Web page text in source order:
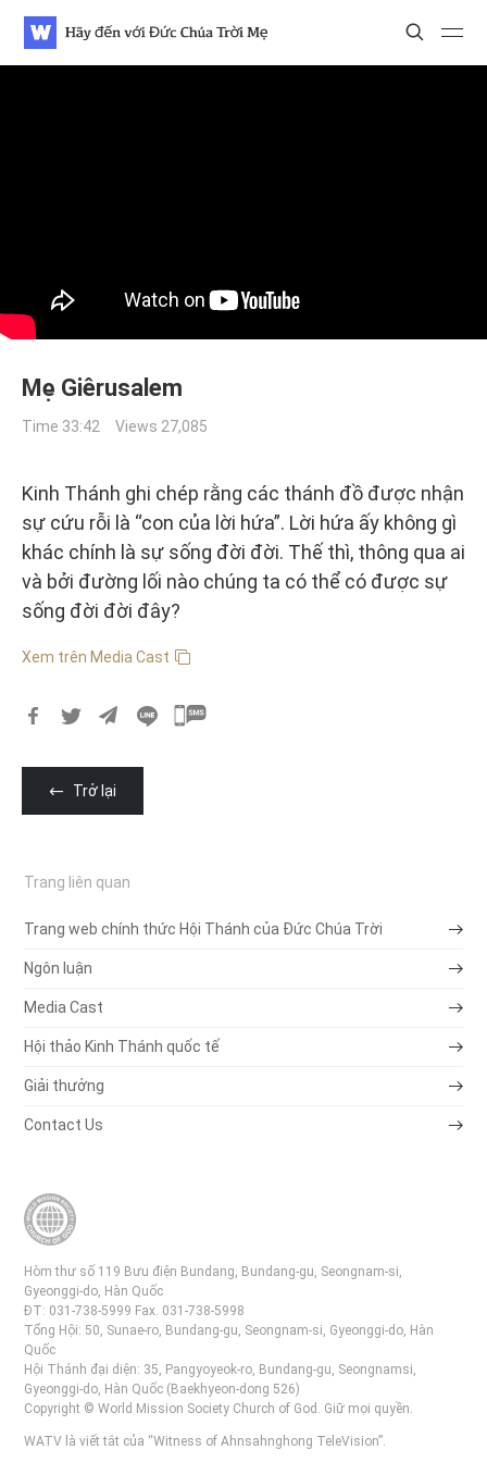
WATV Search
Search Search
Mẹ Giêrusalem
Time 33:42 Views 27,085
Kinh Thánh ghi chép rằng các thánh đồ được nhận
sự cứu rỗi là “con của lời hứa”. Lời hứa ấy không gì
khác chính là sự sống đời đời. Thế thì, thông qua ai
và bởi đường lối nào chúng ta có thể có được sự
sống đời đời đây?
Xem trên Media Cast
카
톡
기
Trở lại
Trang liên quan
Trang web chính thức Hội Thánh của Đức Chúa Trời
Ngôn luận
Media Cast
Hội thảo Kinh Thánh quốc tế
Giải thưởng
Contact Us
Hòm thư số 119 Bưu điện Bundang, Bundang-gu, Seongnam-si,
Gyeonggi-do, Hàn Quốc
ĐT: 031-738-5999 Fax. 031-738-5998
Tổng Hội: 50, Sunae-ro, Bundang-gu, Seongnam-si, Gyeonggi-do, Hàn
Quốc
Hội Thánh đại diện: 35, Pangyoyeok-ro, Bundang-gu, Seongnamsi,
Gyeonggi-do, Hàn Quốc (Baekhyeon-dong 526)
Copyright © World Mission Society Church of God. Giữ mọi quyền.
WATV là viết tắt của “Witness of Ahnsahnghong TeleVision”.